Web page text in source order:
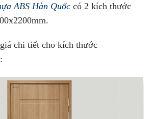
ABS Hàn Quốc có 2 kích thước
chi tiết cho kích thước